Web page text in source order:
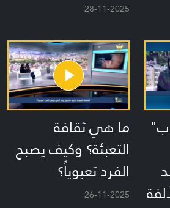
28-11-2025
ما هي ثقافة
التعبئة؟ وكيف يصبح
الفرد تعبوياً؟
26-11-2025